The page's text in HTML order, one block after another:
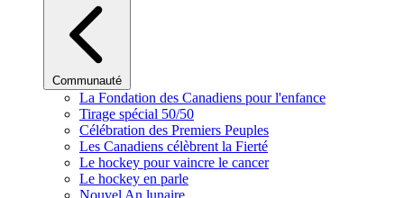
Communauté
La Fondation des Canadiens pour l'enfance
Tirage spécial 50/50
Célébration des Premiers Peuples
Les Canadiens célèbrent la Fierté
Le hockey pour vaincre le cancer
Le hockey en parle
Nouvel An lunaire